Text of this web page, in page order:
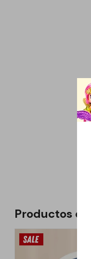
Productos